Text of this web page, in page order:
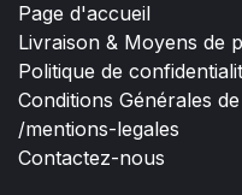
Page d'accueil
Livraison & Moyens de
Politique de
Conditions Générales
/mentions-legales
Contactez-nous